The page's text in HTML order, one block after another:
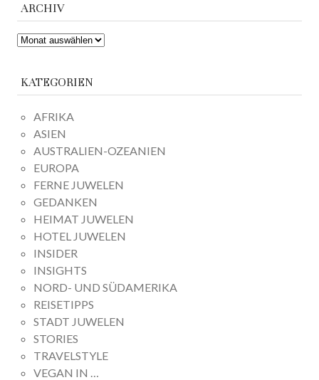
ARCHIV
ARCHIV
KATEGORIEN
AFRIKA
ASIEN
AUSTRALIEN-OZEANIEN
EUROPA
FERNE JUWELEN
GEDANKEN
HEIMAT JUWELEN
HOTEL JUWELEN
INSIDER
INSIGHTS
NORD- UND SÜDAMERIKA
REISETIPPS
STADT JUWELEN
STORIES
TRAVELSTYLE
VEGAN IN …